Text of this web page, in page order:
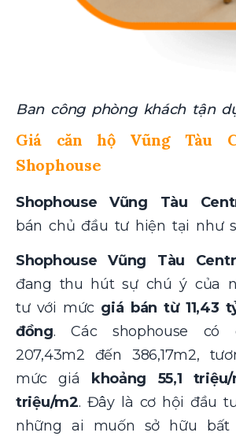
Ban công phòng khách tận
Giá căn hộ Vũng Tàu
Shophouse
Shophouse Vũng Tàu
bán chủ đầu tư hiện tại như
Shophouse Vũng Tàu
đang thu hút sự chú ý của
tư với mức giá bán từ 11,43
đồng. Các shophouse
207,43m2 đến 386,17m2,
mức giá
khoảng 55,1
triệu/m2. Đây là cơ hội đầu
những ai muốn sở hữu bất